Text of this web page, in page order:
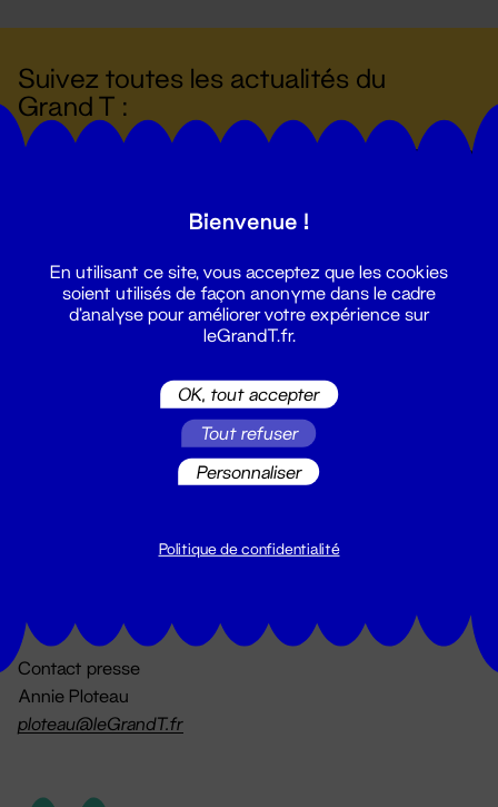
Suivez toutes les actualités du
Grand T :
billetterie@leGrandT.fr
Du lundi au vendredi 14h → 18h
Contact presse
Annie Ploteau
ploteau@leGrandT.fr
Bienvenue !
En utilisant ce site, vous acceptez que les cookies
soient utilisés de façon anonyme dans le cadre
d'analyse pour améliorer votre expérience sur
leGrandT.fr.
OK, tout accepter
Tout refuser
Personnaliser
Politique de confidentialité